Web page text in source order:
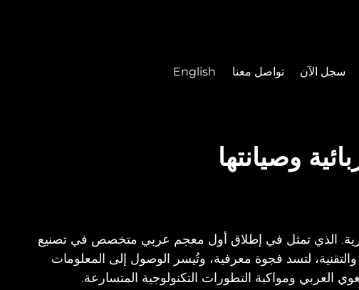
سجل الآن تواصل معنا English
وصيانتها
الذي تمثل في إطلاق أول معجم عربي متخصص في تصنيع
لتسد فجوة معرفية، وتُيسر الوصول إلى المعلومات
العربي ومواكبة التطورات التكنولوجية المتسارعة.